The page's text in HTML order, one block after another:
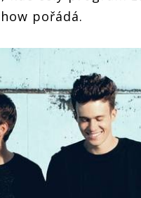
pořádá.